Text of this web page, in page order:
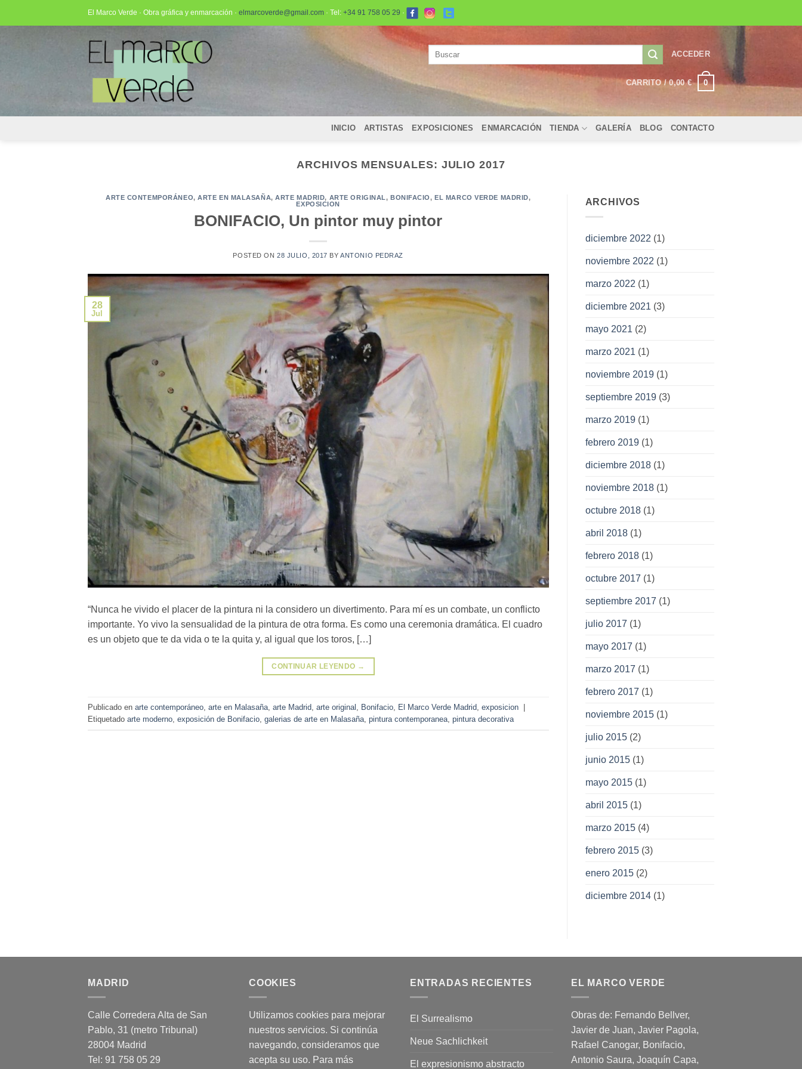
El Marco Verde · Obra gráfica y enmarcación · elmarcoverde@gmail.com · Tel: +34 91 758 05 29 ·
ACCEDER
CARRITO /0,00€ 0
INICIO ARTISTAS EXPOSICIONES ENMARCACIÓN TIENDA GALERÍA BLOG CONTACTO
ARCHIVOS MENSUALES: JULIO 2017
ARTE CONTEMPORÁNEO,ARTE EN MALASAÑA,ARTE MADRID, ARTE ORIGINAL, BONIFACIO,EL MARCO VERDE MADRID,
EXPOSICION
BONIFACIO, Un pintor muy pintor
POSTED ON28 JULIO, 2017 BYANTONIO PEDRAZ
28
Jul
“Nunca he vivido el placer de la pintura ni la considero un divertimento. Para mí es un combate, un conflicto
importante. Yo vivo la sensualidad de la pintura de otra forma. Es como una ceremonia dramática. El cuadro
es un objeto que te da vida o te la quita y, al igual que los toros, […]
CONTINUAR LEYENDO →
Publicado en arte contemporáneo arte en Malasaña arte Madrid arte original Bonifacio El Marco Verde Madrid exposicion |
Etiquetado arte moderno exposición de Bonifacio galerias de arte en Malasaña pintura contemporanea pintura decorativa
ARCHIVOS
diciembre 2022 (1)
noviembre 2022 (1)
marzo 2022 (1)
diciembre 2021 (3)
mayo 2021 (2)
marzo 2021 (1)
noviembre 2019(1)
septiembre 2019(3)
marzo 2019(1)
febrero 2019(1)
diciembre 2018(1)
noviembre 2018(1)
octubre 2018(1)
abril 2018(1)
febrero 2018(1)
octubre 2017 (1)
septiembre 2017 (1)
julio 2017 (1)
mayo 2017 (1)
marzo 2017 (1)
febrero 2017 (1)
noviembre 2015(1)
julio 2015(2)
junio 2015(1)
mayo 2015(1)
abril 2015(1)
marzo 2015(4)
febrero 2015(3)
enero 2015(2)
diciembre 2014(1)
MADRID
Calle Corredera Alta de San
Pablo, 31 (metro Tribunal)
28004 Madrid
Tel: 91 758 05 29
COOKIES
Utilizamos cookies para mejorar
nuestros servicios. Si continúa
navegando, consideramos que
acepta su uso. Para más
ENTRADAS RECIENTES
El Surrealismo
Neue Sachlichkeit
El expresionismo abstracto
EL MARCO VERDE
Obras de: Fernando Bellver,
Javier de Juan, Javier Pagola,
Rafael Canogar, Bonifacio,
Antonio Saura, Joaquín Capa,